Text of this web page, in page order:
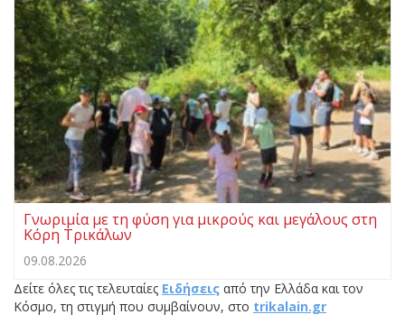
Γνωριμία με τη φύση για μικρούς και μεγάλους στη
Κόρη Τρικάλων
09.08.2026
Δείτε όλες τις τελευταίες Ειδήσεις από την Ελλάδα και τον
Κόσμο, τη στιγμή που συμβαίνουν, στο trikalain.gr